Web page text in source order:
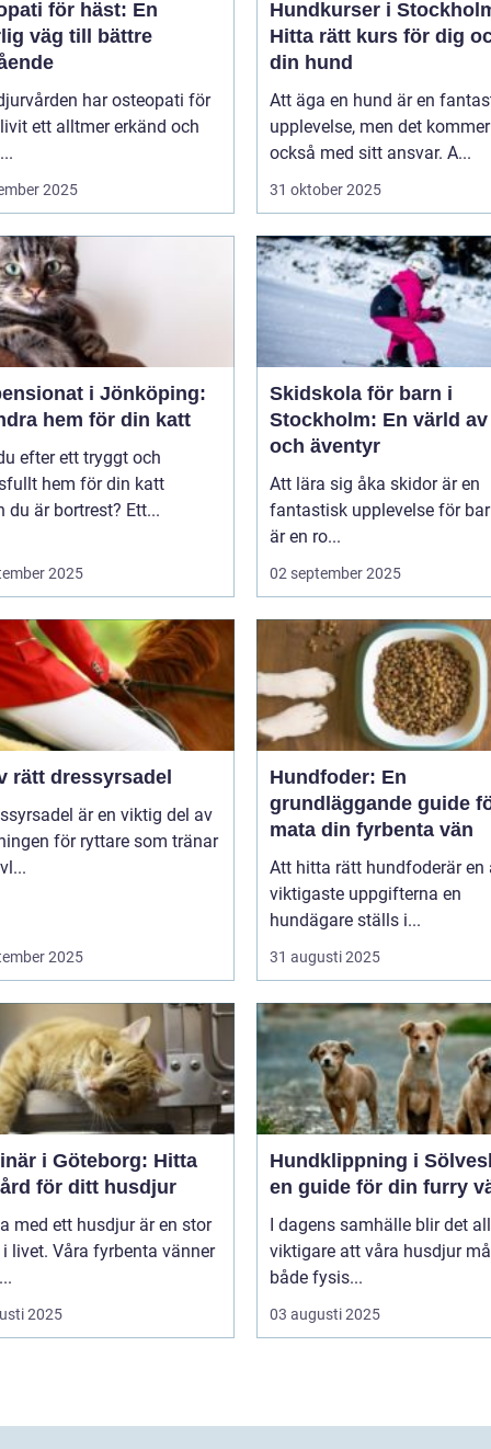
för häst: En
väg till bättre
har osteopati för
ett alltmer erkänd och
2025
Hundkurser i
Hitta rätt kurs för dig
din hund
Att äga en hund är en
upplevelse, men det kommer
också med sitt ansvar. A...
31 oktober 2025
i Jönköping:
hem för din katt
efter ett tryggt och
hem för din katt
du är bortrest? Ett...
2025
Skidskola för barn i
Stockholm: En värld
och äventyr
Att lära sig åka skidor är en
fantastisk upplevelse för
är en ro...
02 september 2025
rätt dressyrsadel
är en viktig del av
för ryttare som tränar
2025
Hundfoder: En
grundläggande guide
mata din fyrbenta vän
Att hitta rätt hundfoderär en
viktigaste uppgifterna en
hundägare ställs i...
31 augusti 2025
i Göteborg: Hitta
för ditt husdjur
med ett husdjur är en stor
livet. Våra fyrbenta vänner
2025
Hundklippning i
en guide för din furry
I dagens samhälle blir det
viktigare att våra husdjur
både fysis...
03 augusti 2025